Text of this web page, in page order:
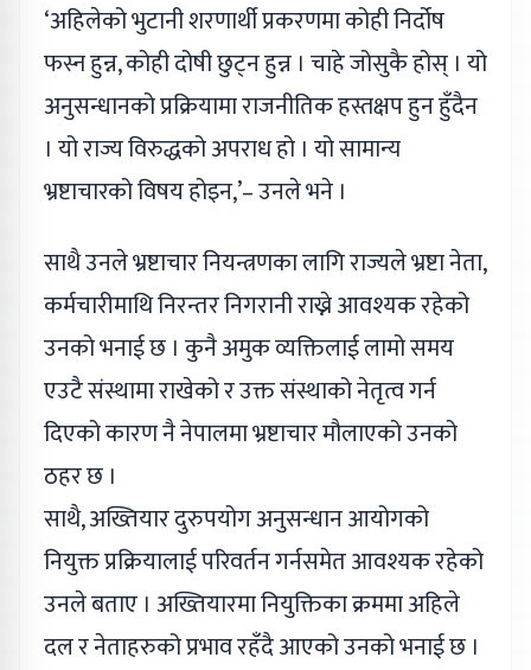
‘अहिलेको भुटानी शरणार्थी प्रकरणमा कोही निर्दोष
फस्न हुन्न, कोही दोषी छुट्न हुन्न । चाहे जोसुकै होस् । यो
अनुसन्धानको प्रक्रियामा राजनीतिक हस्तक्षप हुन हुँदैन
। यो राज्य विरुद्धको अपराध हो । यो सामान्य
भ्रष्टाचारको विषय होइन,’– उनले भने ।
साथै उनले भ्रष्टाचार नियन्त्रणका लागि राज्यले भ्रष्टा नेता,
कर्मचारीमाथि निरन्तर निगरानी राख्ने आवश्यक रहेको
उनको भनाई छ । कुनै अमुक व्यक्तिलाई लामो समय
एउटै संस्थामा राखेको र उक्त संस्थाको नेतृत्व गर्न
दिएको कारण नै नेपालमा भ्रष्टाचार मौलाएको उनको
ठहर छ ।
साथै, अख्तियार दुरुपयोग अनुसन्धान आयोगको
नियुक्त प्रक्रियालाई परिवर्तन गर्नसमेत आवश्यक रहेको
उनले बताए । अख्तियारमा नियुक्तिका क्रममा अहिले
दल र नेताहरुको प्रभाव रहँदै आएको उनको भनाई छ ।